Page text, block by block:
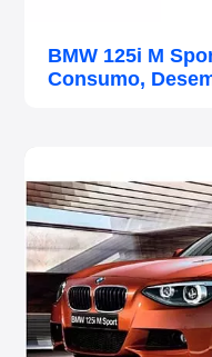
BMW 125i M
Consumo,